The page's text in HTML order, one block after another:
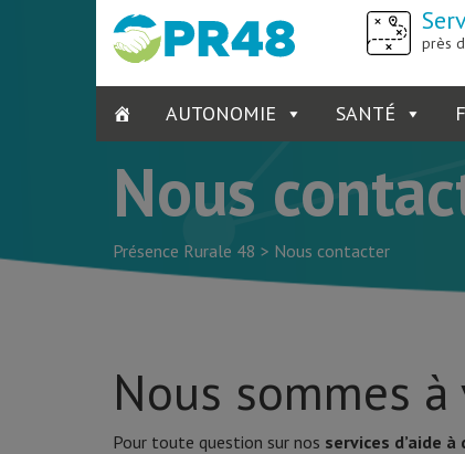
près
AUTONOMIE SANTÉ
Nous
Présence Rurale 48 > Nous contacter
Nous sommes
Pour toute question sur nos services d’aide